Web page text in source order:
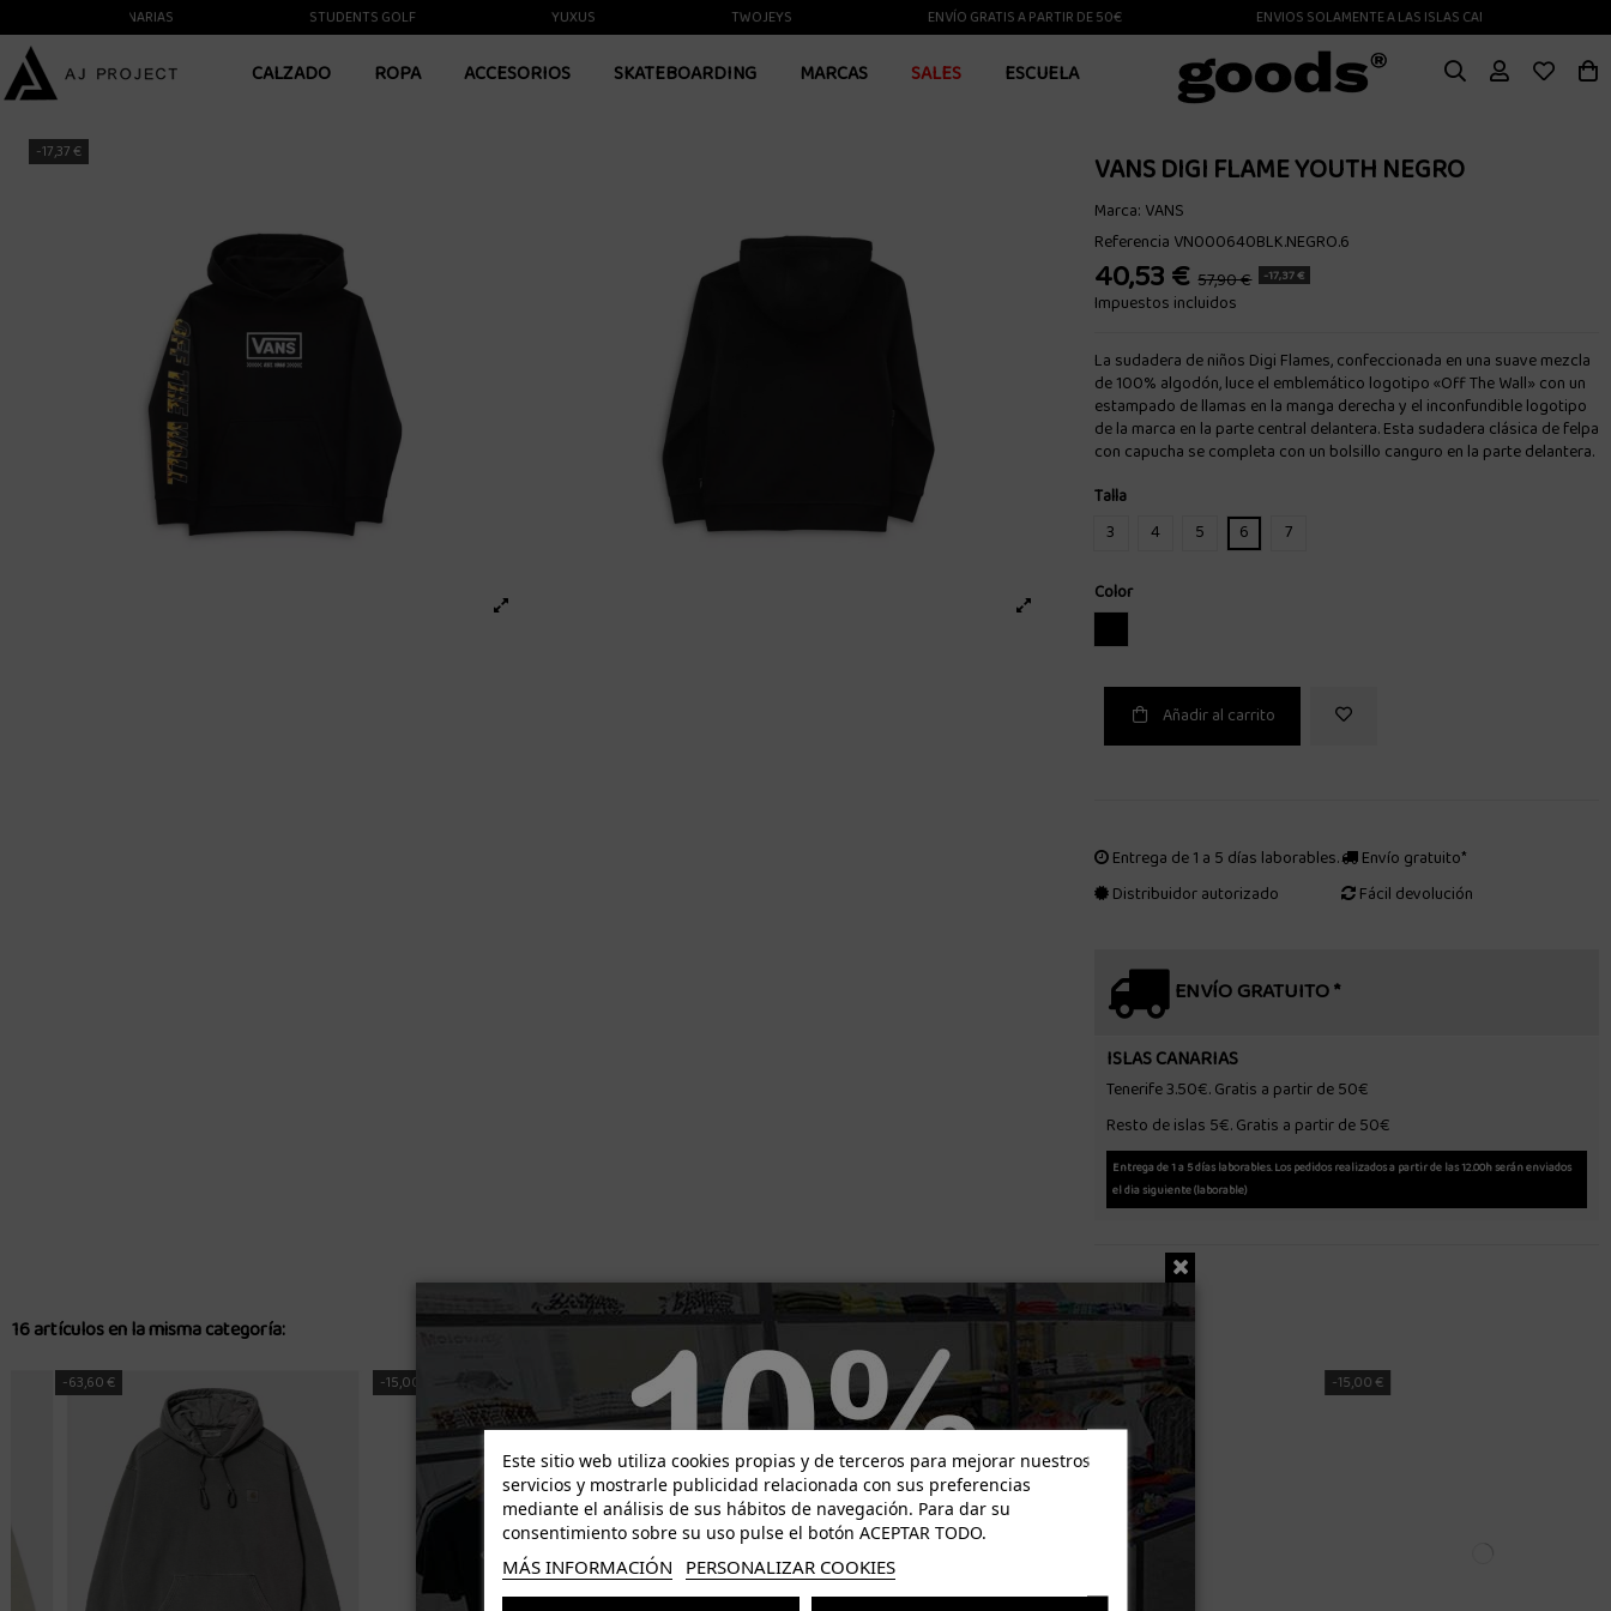
LAS ISLAS CANARIAS STUDENTS GOLF YUXUS TWOJEYS ENVÍO GRATIS A PARTIR DE 50€ ENVIOS SOLAMENTE A LAS ISLAS CANARIAS
CALZADO ROPA ACCESORIOS SKATEBOARDING MARCAS SALES ESCUELA
-17,37 € VANS DIGI FLAME YOUTH NEGRO
Marca: VANS
Referencia VN000640BLK.NEGRO.6
40,53 € 57,90 € -17,37 €
Impuestos incluidos
La sudadera de niños Digi Flames, confeccionada en una suave mezcla
de 100% algodón, luce el emblemático logotipo «Off The Wall» con un
estampado de llamas en la manga derecha y el inconfundible logotipo
de la marca en la parte central delantera. Esta sudadera clásica de felpa
con capucha se completa con un bolsillo canguro en la parte delantera.
Talla
3
4 5 6
7
Color
Añadir al carrito
Entrega de 1 a 5 días laborables.
Distribuidor autorizado
Envío gratuito*
Fácil devolución
ENVÍO GRATUITO *
ISLAS CANARIAS
Tenerife 3.50€. Gratis a partir de 50€
Resto de islas 5€. Gratis a partir de 50€
Entrega de 1 a 5 días laborables. Los pedidos realizados a partir de las 12.00h serán enviados
el dia siguiente (laborable)
16 artículos en la misma categoría:
-15,00 € -13,00 € -15,00 € -14,98 €
Este sitio web utiliza cookies propias y de terceros para mejorar nuestros
servicios y mostrarle publicidad relacionada con sus preferencias
mediante el análisis de sus hábitos de navegación. Para dar su
consentimiento sobre su uso pulse el botón ACEPTAR TODO.
MÁS INFORMACIÓN PERSONALIZAR COOKIES